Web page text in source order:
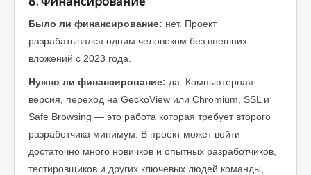
Было ли финансирование: нет. Проект
разрабатывался одним человеком без внешних
вложений с 2023 года.
Нужно ли финансирование: да. Компьютерная
версия, переход на GeckoView или Chromium, SSL и
Safe Browsing — это работа которая требует второго
разработчика минимум. В проект может войти
достаточно много новичков и опытных разработчиков,
тестировщиков и других ключевых людей команды,